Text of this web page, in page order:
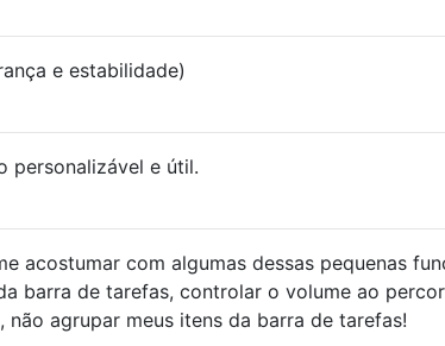
e estabilidade)
personalizável e útil.
acostumar com algumas dessas pequenas
barra de tarefas, controlar o volume ao
agrupar meus itens da barra de tarefas!